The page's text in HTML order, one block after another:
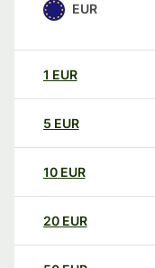
EUR
1 EUR
5 EUR
10 EUR
20 EUR